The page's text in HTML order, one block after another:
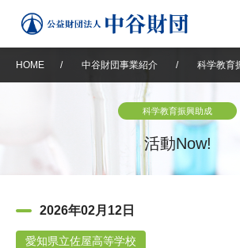
中谷財団について
設立趣意書
中谷財団事業紹介中谷財団動画紹介
HOME / 中谷財団事業紹介 / 科学教育
科学教育振興助成
活動Now!
2026年02月12日
愛知県立佐屋高等学校